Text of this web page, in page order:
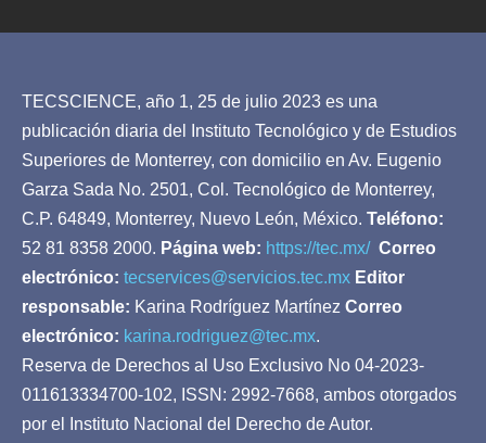
TECSCIENCE, año 1, 25 de julio 2023 es una
publicación diaria del Instituto Tecnológico y de Estudios
Superiores de Monterrey, con domicilio en Av. Eugenio
Garza Sada No. 2501, Col. Tecnológico de Monterrey,
C.P. 64849, Monterrey, Nuevo León, México. Teléfono:
52 81 8358 2000. Página web: https://tec.mx/ Correo
electrónico: tecservices@servicios.tec.mx Editor
responsable: Karina Rodríguez Martínez Correo
electrónico: karina.rodriguez@tec.mx.
Reserva de Derechos al Uso Exclusivo No 04-2023-
011613334700-102, ISSN: 2992-7668, ambos otorgados
por el Instituto Nacional del Derecho de Autor.